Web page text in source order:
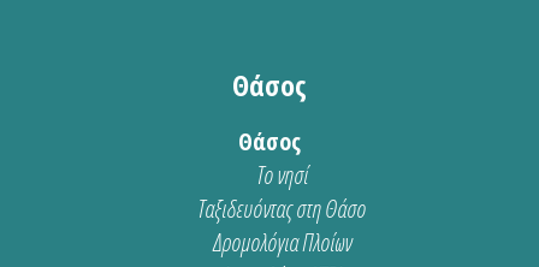
Θάσος
Θάσος
Το νησί
Ταξιδευόντας στη Θάσο
Δρομολόγια Πλοίων